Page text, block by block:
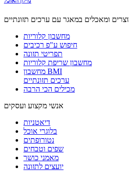
מחשבון קלוריות
חיפוש ע"פ רכיבים
תפריטי תזונה
מחשבון שריפת קלוריות
מחשבון BMI
ערכים תזונתיים
מכילים הכי הרבה
אנשי מקצוע ועסקים
דיאטניות
בלוגרי אוכל
נטורופתים
שפים וטבחים
מאמני כושר
יועצים לתזונה